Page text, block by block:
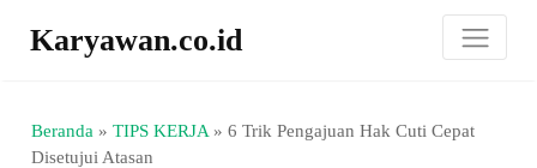
Karyawan.co.id
Beranda »TIPS KERJA »6 Trik Pengajuan Hak Cuti Cepat
Disetujui Atasan